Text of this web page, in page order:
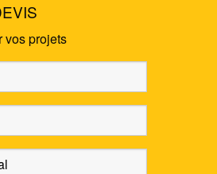
vos projets